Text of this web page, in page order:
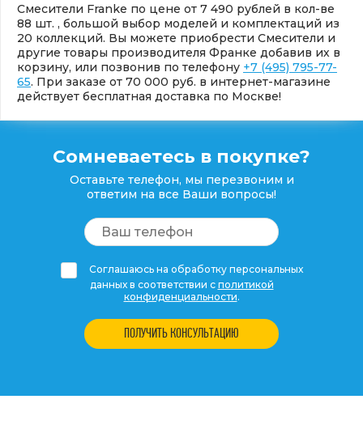
Смесители Franke по цене от 7 490 рублей в кол-ве
88 шт. , большой выбор моделей и комплектаций из
20 коллекций. Вы можете приобрести Смесители и
другие товары производителя Франке добавив их в
корзину, или позвонив по телефону +7 (495) 795-77-
65. При заказе от 70 000 руб. в интернет-магазине
действует бесплатная доставка по Москве!
Сомневаетесь в покупке?
Оставьте телефон, мы перезвоним и
ответим на все Ваши вопросы!
Соглашаюсь на обработку персональных
данных в соответствии с политикой
конфиденциальности.
ПОЛУЧИТЬ КОНСУЛЬТАЦИЮ